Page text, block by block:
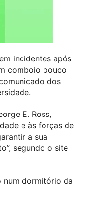
incidentes após
comboio pouco
dos
E. Ross,
e às forças de
a sua
segundo o site
num dormitório da